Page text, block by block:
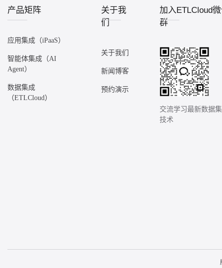
产品矩阵
应用集成（iPaaS）
智能体集成（AI
Agent）
数据集成
（ETLCloud）
关于我
们
关于我们
新闻博客
预约演示
加入ETLCloud
群
交流学习最新数据
技术